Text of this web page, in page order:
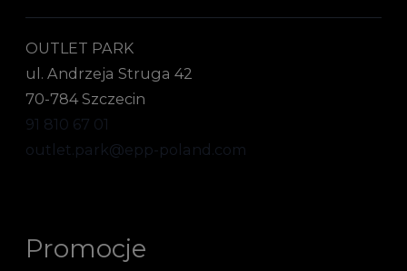
OUTLET PARK
ul. Andrzeja Struga 42
70-784 Szczecin
91 810 67 01
outlet.park@epp-poland.com
Promocje